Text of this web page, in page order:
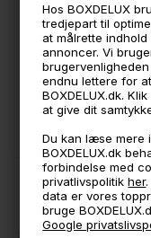
Hos BOXDELUX
tredjepart til
at målrette
annoncer. Vi
endnu lettere for
BOXDELUX.dk.
at give dit
Du kan læse mere
BOXDELUX.dk
forbindelse med
privatlivspolitikher
data er vores
bruge
Google
🌟 4,9 med over
📦 Fragtfri v. køb
💳 Betal med
📱 Kundeservice
Kundeservice